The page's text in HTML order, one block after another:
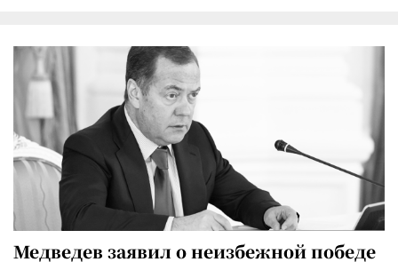
Медведев заявил о неизбежной победе